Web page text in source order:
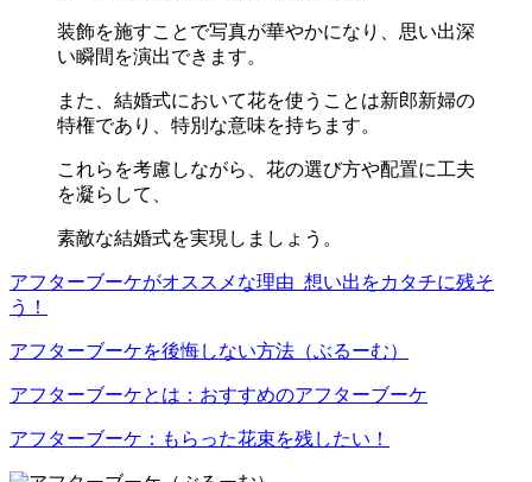
装飾を施すことで写真が華やかになり、思い出深
い瞬間を演出できます。
また、結婚式において花を使うことは新郎新婦の
特権であり、特別な意味を持ちます。
これらを考慮しながら、花の選び方や配置に工夫
を凝らして、
素敵な結婚式を実現しましょう。
アフターブーケがオススメな理由_想い出をカタチに残そ
う！
アフターブーケを後悔しない方法（ぶるーむ）
アフターブーケとは：おすすめのアフターブーケ
アフターブーケ：もらった花束を残したい！